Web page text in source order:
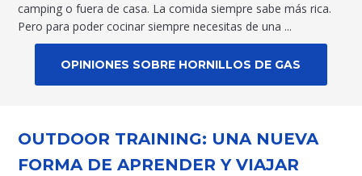
camping o fuera de casa. La comida siempre sabe más rica.
Pero para poder cocinar siempre necesitas de una ...
OPINIONES SOBRE HORNILLOS DE GAS
OUTDOOR TRAINING: UNA NUEVA
FORMA DE APRENDER Y VIAJAR